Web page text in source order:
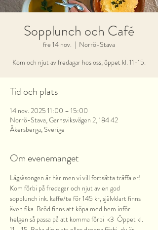
Sopplunch och Café
fre 14 nov.
  |
Norrö-Stava
Kom och njut av fredagar hos oss, öppet kl. 11-15.
Tid och plats
14 nov. 2025 11:00 – 15:00
Norrö-Stava, Garnsviksvägen 2, 184 42
Åkersberga, Sverige
Om evenemanget
Lågsäsongen är här men vi vill fortsätta träffa er!
Kom förbi på fredagar och njut av en god
sopplunch ink. kaffe/te för 145 kr, självklart finns
även fika. Bröd finns att köpa med hem inför
helgen så passa på att komma förbi  <3  Öppet kl.